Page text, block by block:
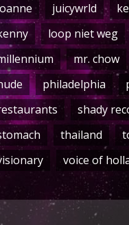
juicywrld
loop niet weg
mr. chow
philadelphia
shady
thailand
voice of